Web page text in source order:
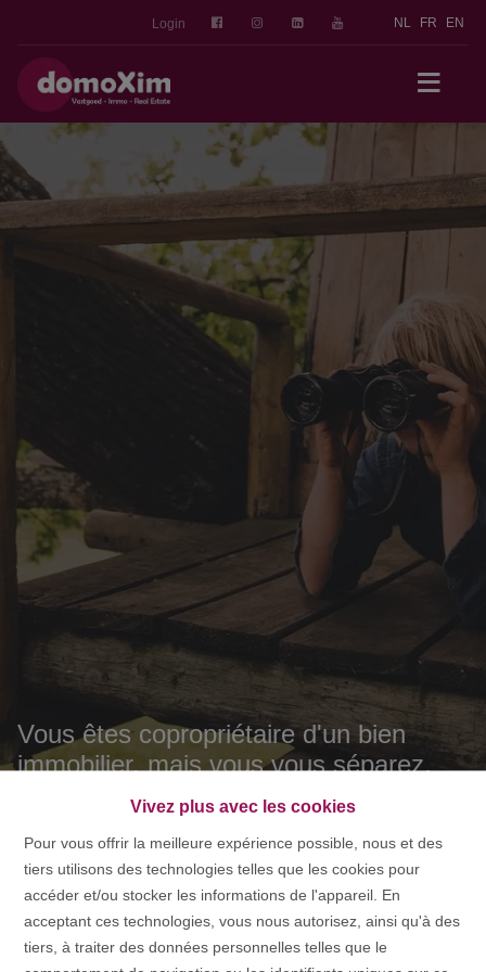
Vivez plus avec les cookies
Pour vous offrir la meilleure expérience possible, nous et des
tiers utilisons des technologies telles que les cookies pour
accéder et/ou stocker les informations de l'appareil. En
acceptant ces technologies, vous nous autorisez, ainsi qu'à des
tiers, à traiter des données personnelles telles que le
Login NL FR EN
Vous êtes copropriétaire d'un bien
immobilier, mais vous vous séparez.
Que se passe-t-il alors?
ACCUEIL FAQ
VOUS ÊTES COPROPRIÉTAIRE
D'UN BIEN IMMOBILIER, MAIS VOUS VOUS SÉPAREZ.
QUE SE PASSE-T-IL ALORS?